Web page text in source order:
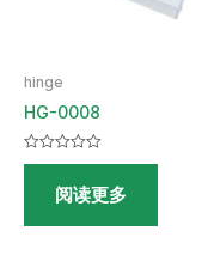
hinge
HG-0008
评
&sol;阅读更多